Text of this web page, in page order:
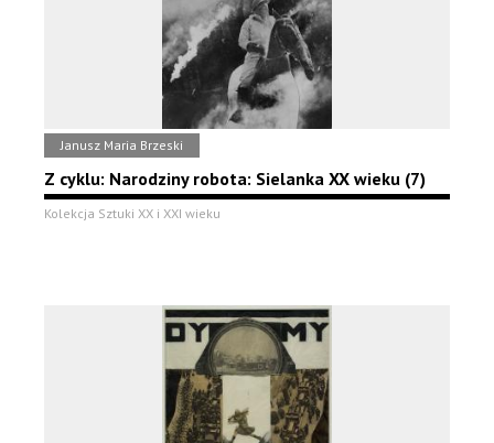
Janusz Maria Brzeski
Z cyklu: Narodziny robota: Sielanka XX wieku (7)
Kolekcja Sztuki XX i XXI wieku